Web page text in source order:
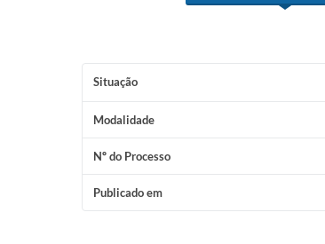
Situação
Modalidade
Nº do Processo
Publicado em